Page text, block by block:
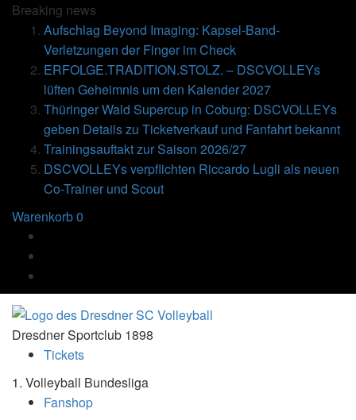
Breaking news
Aufschlag Beyond Imaging: Kapsel-Band-
Verletzungen der Finger im Check
ERFOLGE.TRADITION.STOLZ. – DSCVOLLEYs
lüften Geheimnis um den Kalender 2027
Thüringer Wald Supercup in Coburg: DSCVOLLEYs
geben Details zu Ticketverkauf und Fanfahrt bekannt
Trainingsauftakt zur Saison 2026/27
DSCVOLLEYs verpflichten Riccardo Lugli als neuen
Co-Trainer und Scout
Warenkorb0
Dresdner Sportclub 1898
Tickets
1. Volleyball Bundesliga
Fanshop